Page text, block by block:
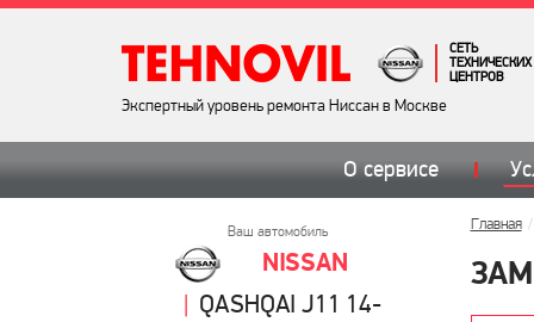
СЕТЬ
ТЕХНИЧЕСКИХ
ЦЕНТРОВ
Экспертный уровень ремонта Ниссан в Москве
О сервисе
Главная
Ваш автомобиль
NISSAN
QASHQAI J11 14-